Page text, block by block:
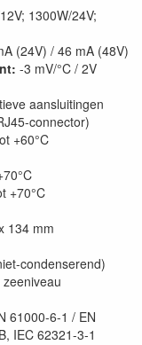
1300W/24V;
(24V) / 46 mA (48V)
-3 mV/°C / 2V
aansluitingen
connector)
+60°C
+70°C
134 mm
condenserend)
61000-6-1 / EN
IEC 62321-3-1